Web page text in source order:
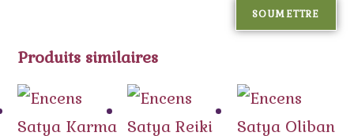
Produits similaires